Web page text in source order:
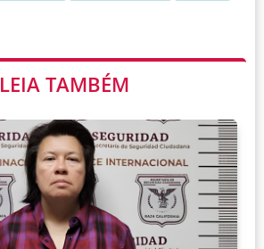
LEIA TAMBÉM